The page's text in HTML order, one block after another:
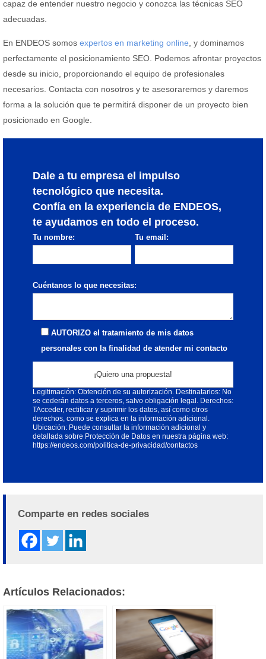
capaz de entender nuestro negocio y conozca las técnicas SEO
adecuadas.
En ENDEOS somos expertos en marketing online , y dominamos
perfectamente el posicionamiento SEO. Podemos afrontar proyectos
desde su inicio, proporcionando el equipo de profesionales
necesarios. Contacta con nosotros y te asesoraremos y daremos
forma a la solución que te permitirá disponer de un proyecto bien
posicionado en Google.
Dale a tu empresa el impulso
tecnológico que necesita.
Confía en la experiencia de ENDEOS,
te ayudamos en todo el proceso.
Tu nombre: Tu email:
Cuéntanos lo que necesitas:
AUTORIZO el tratamiento de mis datos
personales con la finalidad de atender mi contacto
Legitimación: Obtención de su autorización. Destinatarios: No
se cederán datos a terceros, salvo obligación legal. Derechos:
TAcceder, rectificar y suprimir los datos, así como otros
derechos, como se explica en la información adicional.
Ubicación: Puede consultar la información adicional y
detallada sobre Protección de Datos en nuestra página web:
https://endeos.com/politica-de-privacidad/contactos
Comparte en redes sociales
Artículos Relacionados: